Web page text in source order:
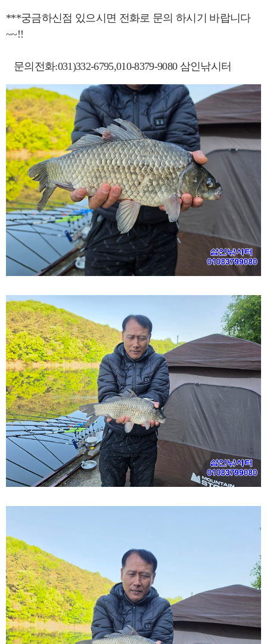
***궁금하신점 있으시면 전화로 문의 하시기 바랍니다
~~!!
문의전화:031)332-6795,010-8379-9080 삼인낚시터